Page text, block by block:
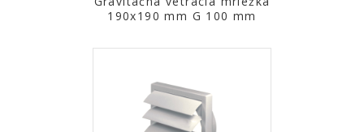
190x190 mm G 100 mm